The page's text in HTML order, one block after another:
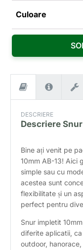
Culoare
DESCRIERE
Descriere
Bine ați venit pe
10mm AB-13! Aici
simple sau cu
acestea sunt
flexibilitate și un
perfect pentru
Snur impletit
diferite aplicatii,
outdoor,